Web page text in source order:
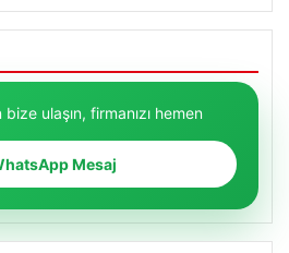
ulaşın, firmanızı hemen
Mesaj